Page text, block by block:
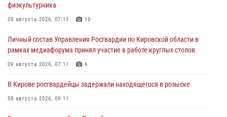
физкультурника
09 августа 2026, 07:13 10
Личный состав Управления Росгвардии по Кировской области в
рамках медиафорума принял участие в работе круглых столов
09 августа 2026, 07:11 6
В Кирове росгвардейцы задержали находящегося в розыске
08 августа 2026, 09:11